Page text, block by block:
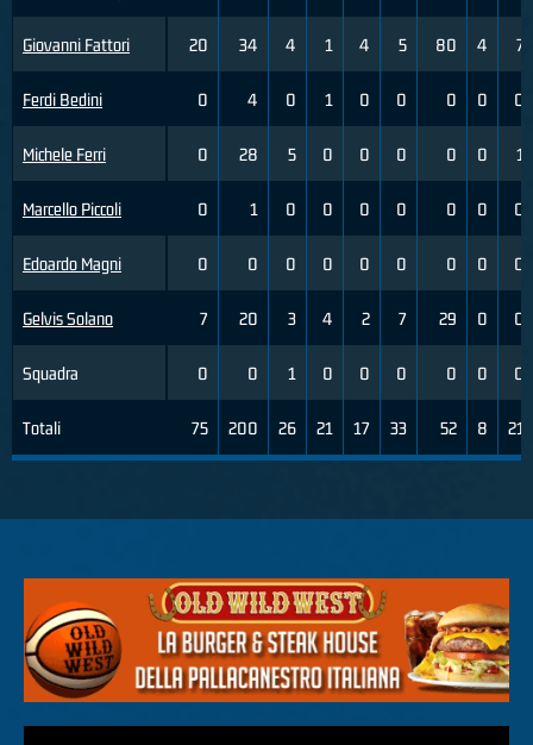
Giovanni Fattori
Ferdi Bedini
Michele Ferri
Marcello Piccoli
Edoardo Magni
Gelvis Solano
Squadra
Totali
20 34 4 1 4 5 80 4 7
0 4 0 1 0 0 0 0 0
0 28 5 0 0 0 0 0 1
0 1 0 0 0 0 0 0 0
0 0 0 0 0 0 0 0 0
7 20 3 4 2 7 29 0 0
0 0 1 0 0 0 0 0 0
75 200 26 21 17 33 52 8 21